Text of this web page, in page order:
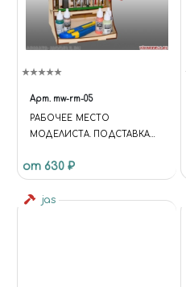
Арт. mw-rm-05
РАБОЧЕЕ МЕСТО
МОДЕЛИСТА. ПОДСТАВКА
ОБНОВЛЁННАЯ ВЕРСИЯ.
от 630 ₽
jas